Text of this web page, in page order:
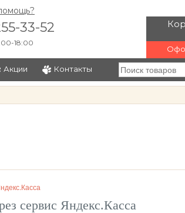
33-52
18:00
Акции Контакты
сервис Яндекс.Касса